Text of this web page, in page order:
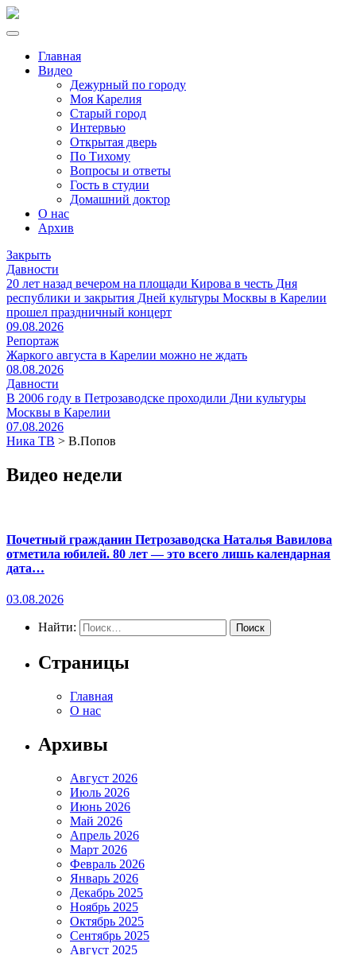
Главная
Видео
Дежурный по городу
Моя Карелия
Старый город
Интервью
Открытая дверь
По Тихому
Вопросы и ответы
Гость в студии
Домашний доктор
О нас
Архив
Закрыть
Давности
20 лет назад вечером на площади Кирова в честь Дня
республики и закрытия Дней культуры Москвы в Карелии
прошел праздничный концерт
09.08.2026
Репортаж
Жаркого августа в Карелии можно не ждать
08.08.2026
Давности
В 2006 году в Петрозаводске проходили Дни культуры
Москвы в Карелии
07.08.2026
Ника ТВ > В.Попов
Видео недели
Почетный гражданин Петрозаводска Наталья Вавилова
отметила юбилей. 80 лет — это всего лишь календарная
дата…
03.08.2026
Найти:
Страницы
Главная
О нас
Архивы
Август 2026
Июль 2026
Июнь 2026
Май 2026
Апрель 2026
Март 2026
Февраль 2026
Январь 2026
Декабрь 2025
Ноябрь 2025
Октябрь 2025
Сентябрь 2025
Август 2025